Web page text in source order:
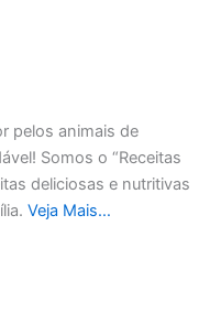
pelos animais de
Somos o “Receitas
deliciosas e nutritivas
Veja Mais…